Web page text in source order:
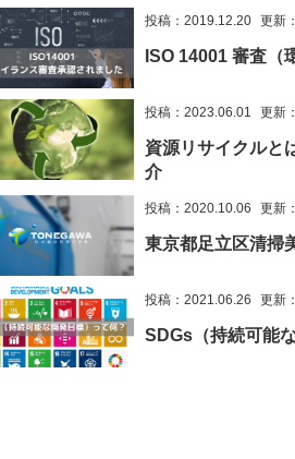
投稿：2019.12.20 更新
ISO 14001 審査（
投稿：2023.06.01 更新
資源リサイクルと
介
投稿：2020.10.06 更新
東京都足立区清掃
投稿：2021.06.26 更新
SDGs（持続可能